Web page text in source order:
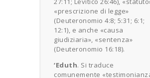
«prescrizione di legge»
(Deuteronomio 4:8; 5:31; 6:1;
12:1), e anche «causa
giudiziaria», «sentenza»
(Deuteronomio 16:18).
‘Eduth. Si traduce
comunemente